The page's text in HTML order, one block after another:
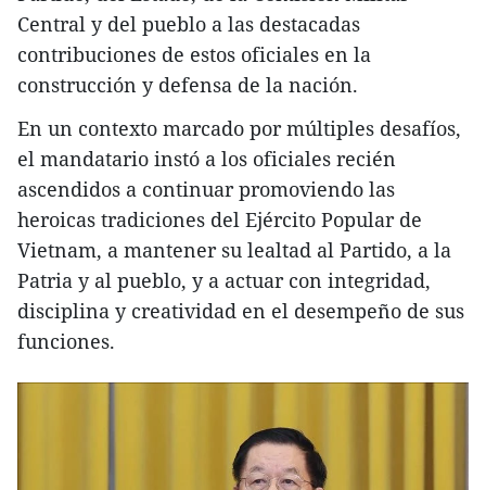
Central y del pueblo a las destacadas
contribuciones de estos oficiales en la
construcción y defensa de la nación.
En un contexto marcado por múltiples desafíos,
el mandatario instó a los oficiales recién
ascendidos a continuar promoviendo las
heroicas tradiciones del Ejército Popular de
Vietnam, a mantener su lealtad al Partido, a la
Patria y al pueblo, y a actuar con integridad,
disciplina y creatividad en el desempeño de sus
funciones.